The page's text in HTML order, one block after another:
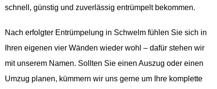
schnell, günstig und zuverlässig entrümpelt bekommen.
Nach erfolgter Entrümpelung in Schwelm fühlen Sie sich in
Ihren eigenen vier Wänden wieder wohl – dafür stehen wir
mit unserem Namen. Sollten Sie einen Auszug oder einen
Umzug planen, kümmern wir uns gerne um Ihre komplette